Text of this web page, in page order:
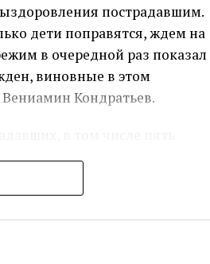
пострадавшим.
дети поправятся, ждем на
в очередной раз показал
виновные в этом
Вениамин Кондратьев.
Краснодарского края